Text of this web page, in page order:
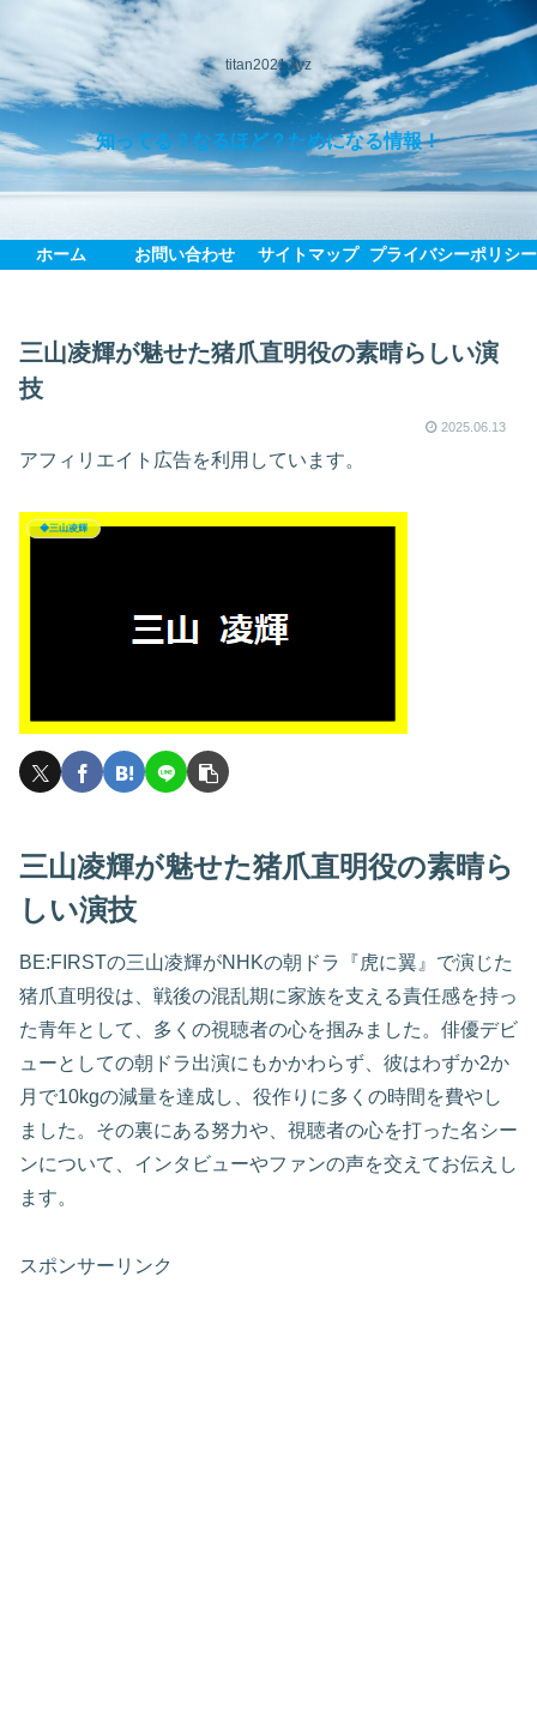
titan2021.xyz
知ってる？なるほど？ためになる情報！
ホーム お問い合わせ サイトマップ プライバシーポリシー
三山凌輝が魅せた猪爪直明役の素晴らしい演
技
2025.06.13
アフィリエイト広告を利用しています。
◆三山凌輝
三山凌輝が魅せた猪爪直明役の素晴ら
しい演技
BE:FIRSTの三山凌輝がNHKの朝ドラ『虎に翼』で演じた
猪爪直明役は、戦後の混乱期に家族を支える責任感を持っ
た青年として、多くの視聴者の心を掴みました。俳優デビ
ューとしての朝ドラ出演にもかかわらず、彼はわずか2か
月で10kgの減量を達成し、役作りに多くの時間を費やし
ました。その裏にある努力や、視聴者の心を打った名シー
ンについて、インタビューやファンの声を交えてお伝えし
ます。
スポンサーリンク